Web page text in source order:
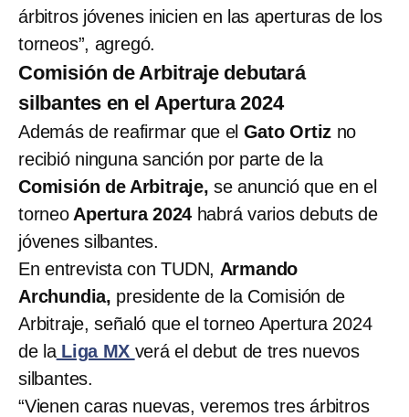
árbitros jóvenes inicien en las aperturas de los
torneos”, agregó.
Comisión de Arbitraje debutará
silbantes en el Apertura 2024
Además de reafirmar que el Gato Ortiz no
recibió ninguna sanción por parte de la
Comisión de Arbitraje,se anunció que en el
torneoApertura 2024 habrá varios debuts de
jóvenes silbantes.
En entrevista con TUDN, Armando
Archundia, presidente de la Comisión de
Arbitraje, señaló que el torneo Apertura 2024
de la Liga MX verá el debut de tres nuevos
silbantes.
“Vienen caras nuevas, veremos tres árbitros